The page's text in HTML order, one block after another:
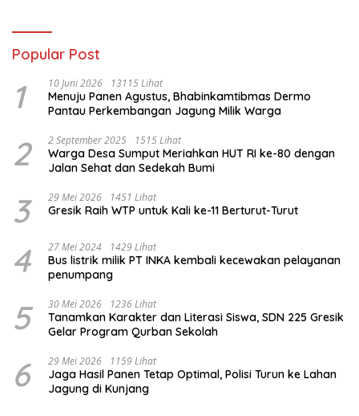
Membatalkan Hak Warga.
Popular Post
1 10 Juni 2026 13115 Lihat
Menuju Panen Agustus, Bhabinkamtibmas Dermo
Pantau Perkembangan Jagung Milik Warga
2 2 September 2025 1515 Lihat
Warga Desa Sumput Meriahkan HUT RI ke-80 dengan
Jalan Sehat dan Sedekah Bumi ‎
3 29 Mei 2026 1451 Lihat
Gresik Raih WTP untuk Kali ke-11 Berturut-Turut
4 27 Mei 2024 1429 Lihat
Bus listrik milik PT INKA kembali kecewakan pelayanan
penumpang
5 30 Mei 2026 1236 Lihat
Tanamkan Karakter dan Literasi Siswa, SDN 225 Gresik
Gelar Program Qurban Sekolah
6 29 Mei 2026 1159 Lihat
Jaga Hasil Panen Tetap Optimal, Polisi Turun ke Lahan
Jagung di Kunjang